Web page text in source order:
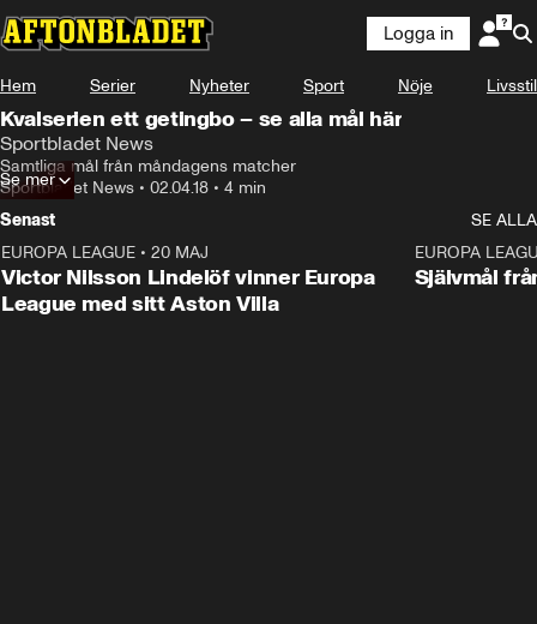
Logga in
Hem Serier Nyheter Sport Nöje Livsstil
Kvalserien ett getingbo – se alla mål här
Sportbladet News
Samtliga mål från måndagens matcher
Sportbladet News • 02.04.18 • 4 min
Se mer
Senast
SE ALLA
EUROPA LEAGUE • 20 MAJ
Victor Nilsson Lindelöf vinner Europa
League med sitt Aston Villa
EUROPA
Självmål